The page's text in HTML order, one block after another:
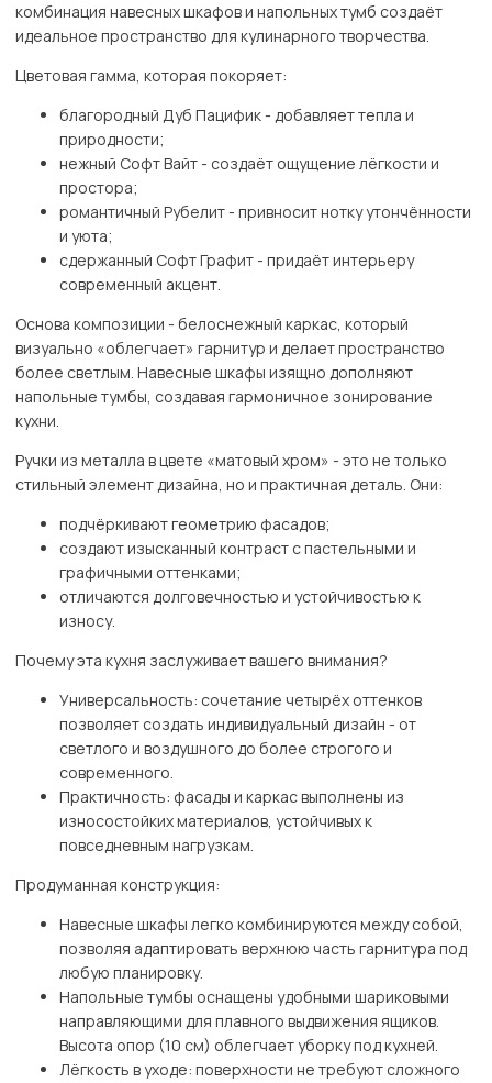
комбинация навесных шкафов и напольных тумб создаёт
идеальное пространство для кулинарного творчества.
Цветовая гамма, которая покоряет:
благородный Дуб Пацифик - добавляет тепла и
природности;
нежный Софт Вайт - создаёт ощущение лёгкости и
простора;
романтичный Рубелит - привносит нотку утончённости
и уюта;
сдержанный Софт Графит - придаёт интерьеру
современный акцент.
Основа композиции - белоснежный каркас, который
визуально «облегчает» гарнитур и делает пространство
более светлым. Навесные шкафы изящно дополняют
напольные тумбы, создавая гармоничное зонирование
кухни.
Ручки из металла в цвете «матовый хром» - это не только
стильный элемент дизайна, но и практичная деталь. Они:
подчёркивают геометрию фасадов;
создают изысканный контраст с пастельными и
графичными оттенками;
отличаются долговечностью и устойчивостью к
износу.
Почему эта кухня заслуживает вашего внимания?
Универсальность: сочетание четырёх оттенков
позволяет создать индивидуальный дизайн - от
светлого и воздушного до более строгого и
современного.
Практичность: фасады и каркас выполнены из
износостойких материалов, устойчивых к
повседневным нагрузкам.
Продуманная конструкция:
Навесные шкафы легко комбинируются между собой,
позволяя адаптировать верхнюю часть гарнитура под
любую планировку.
Напольные тумбы оснащены удобными шариковыми
направляющими для плавного выдвижения ящиков.
Высота опор (10 см) облегчает уборку под кухней.
Лёгкость в уходе: поверхности не требуют сложного